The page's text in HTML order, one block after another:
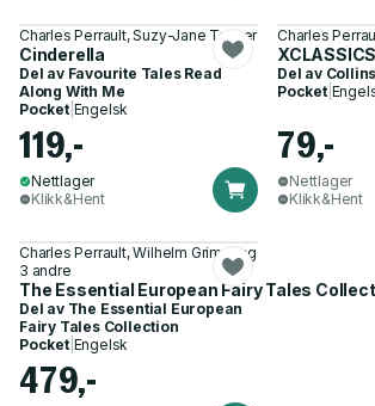
Charles Perrault, Suzy-Jane Tanner
Cinderella
Del av Favourite Tales Read
Along With Me
Pocket| Engelsk
119,-
Nettlager
Klikk&Hent
Charles
Del av
Pocket|
79,-
Nettlager
Klikk&Hent
Charles Perrault, Wilhelm Grimm og
3 andre
The Essential European Fairy Tales
Del av The Essential European
Fairy Tales Collection
Pocket| Engelsk
479,-